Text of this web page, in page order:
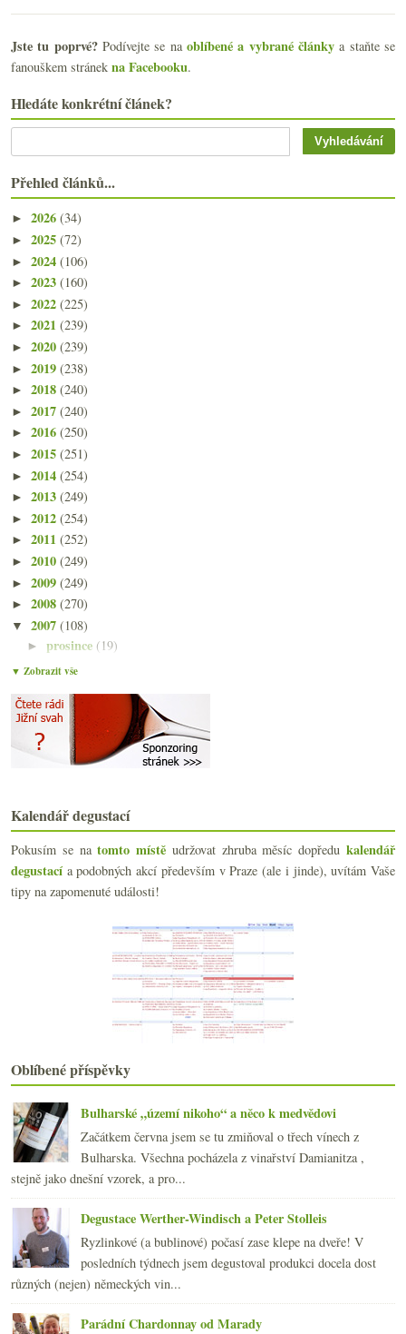
Jste tu poprvé?Podívejte se naoblíbené a vybrané články a staňte se
fanouškem stránek na Facebooku.
Hledáte konkrétní článek?
Přehled článků...
► 2026 (34)
► 2025 (72)
► 2024 (106)
► 2023 (160)
► 2022 (225)
► 2021 (239)
► 2020 (239)
► 2019 (238)
► 2018 (240)
► 2017 (240)
► 2016 (250)
► 2015 (251)
► 2014 (254)
► 2013 (249)
► 2012 (254)
► 2011 (252)
► 2010 (249)
► 2009 (249)
► 2008 (270)
▼ 2007 (108)
►prosince (19)
►listopadu
▼září(24)
Degustace vinařství Lahofer
6x archivní červené ze Znovínu – fiasko či překvap...
Výsledek ankety „Nejčastěji piji vína...“
Burgundsko versus Bordeaux na osmi vzorcích
Degustace velkých bílých vín Francie
Marinády a omáčky jehněčího týdne
Riesling Wineck-Schlossberg Grand Cru 2000 – Pierr...
Ratatouille dokonale Al Dente
Vinné filmy aneb o vánocích s Donutilem
Benjamin Kuras – Anglie je na houby
Slepá degustace třinácti Sauvignonů
Jehněčíme dosytnosti – dnes dle Ambiente
Anakena Wines – základní Chardonnay a Carmenére
Jehně dorazilo – sbohem Prague Food Festivale
Prague Food Festival – dějství první
Degustujeme jako profesionál… nebo ne?
Proč se tu nepije cider?
Merlot Desejo 2004 – Salton (Brazílie)
Bratislavská „fusion“ aneb nejen sushi po slovensky…
2x o vinné Moravě z tisku
Frankovka želé (… v supermarketu nehledejte)
Salon Vín 2006 / 2007 a tak okolo…
►srpna
▼ Zobrazit vše
Kalendář degustací
Pokusím se natomto místě udržovat zhruba měsíc dopředukalendář
degustacía podobných akcí především v Praze (ale i jinde), uvítám Vaše
tipy na zapomenuté události!
Oblíbené příspěvky
Bulharské „území nikoho“ a něco k medvědovi
Začátkem června jsem se tu zmiňoval o třech vínech z
Bulharska. Všechna pocházela z vinařství Damianitza ,
stejně jako dnešní vzorek, a pro...
Degustace Werther-Windisch a Peter Stolleis
Ryzlinkové (a bublinové) počasí zase klepe na dveře! V
posledních týdnech jsem degustoval produkci docela dost
různých (nejen) německých vin...
Parádní Chardonnay od Marady